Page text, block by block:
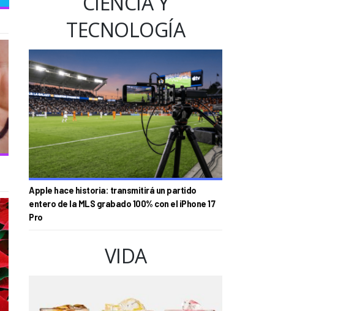
TECNOLOGÍA
Apple hace historia: transmitirá un partido
entero de la MLS grabado 100% con el iPhone 17
Pro
VIDA